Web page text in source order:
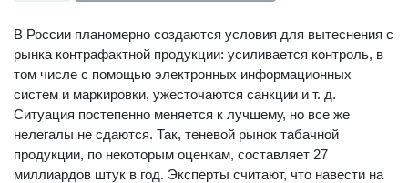
В России планомерно создаются условия для вытеснения с
рынка контрафактной продукции: усиливается контроль, в
том числе с помощью электронных информационных
систем и маркировки, ужесточаются санкции и т. д.
Ситуация постепенно меняется к лучшему, но все же
нелегалы не сдаются. Так, теневой рынок табачной
продукции, по некоторым оценкам, составляет 27
миллиардов штук в год. Эксперты считают, что навести на